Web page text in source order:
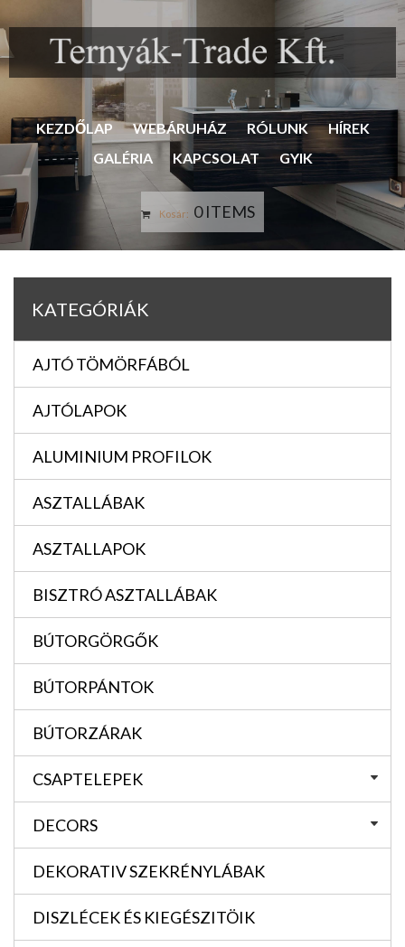
KEZDŐLAP WEBÁRUHÁZ RÓLUNK
HÍREK
GALÉRIA
KAPCSOLAT GYIK
Kosár: 0 ITEMS
KATEGÓRIÁK
AJTÓ TÖMÖRFÁBÓL
AJTÓLAPOK
ALUMINIUM PROFILOK
ASZTALLÁBAK
ASZTALLAPOK
BISZTRÓ ASZTALLÁBAK
BÚTORGÖRGŐK
BÚTORPÁNTOK
BÚTORZÁRAK
CSAPTELEPEK
DECORS
DEKORATIV SZEKRÉNYLÁBAK
DISZLÉCEK ÉS KIEGÉSZITÖIK